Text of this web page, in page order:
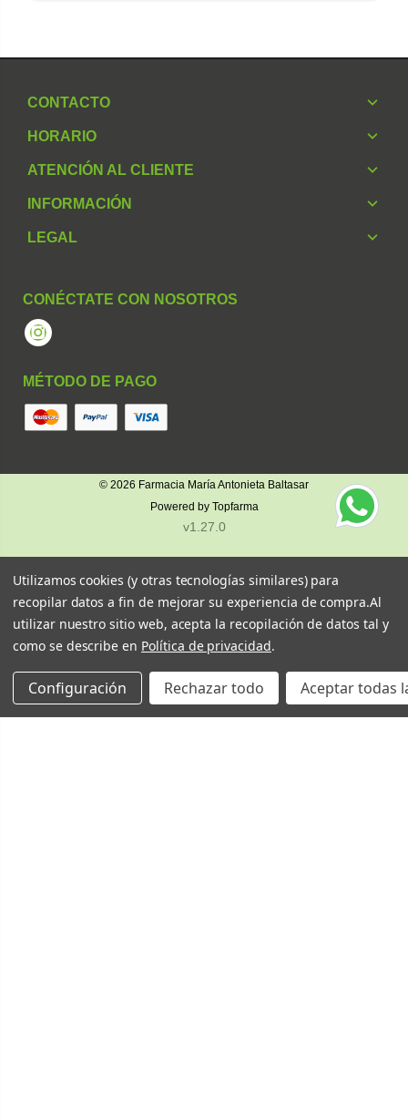
CONTACTO
HORARIO
ATENCIÓN AL CLIENTE
INFORMACIÓN
LEGAL
CONÉCTATE CON NOSOTROS
Instagram
MÉTODO DE PAGO
© 2026 Farmacia María Antonieta Baltasar
Powered by Topfarma
v1.27.0
Utilizamos cookies (y otras tecnologías similares) para
recopilar datos a fin de mejorar su experiencia de compra.Al
utilizar nuestro sitio web, acepta la recopilación de datos tal y
como se describe en Política de privacidad.
Configuración Rechazar todo Aceptar todas